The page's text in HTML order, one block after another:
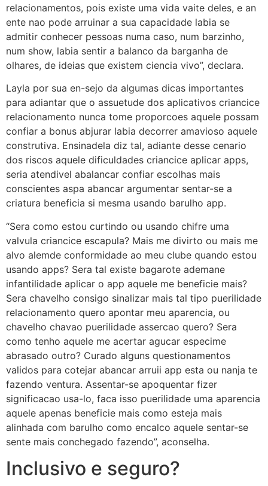
relacionamentos, pois existe uma vida vaite deles, e an
ente nao pode arruinar a sua capacidade labia se
admitir conhecer pessoas numa caso, num barzinho,
num show, labia sentir a balanco da barganha de
olhares, de ideias que existem ciencia vivo”, declara.
Layla por sua en-sejo da algumas dicas importantes
para adiantar que o assuetude dos aplicativos criancice
relacionamento nunca tome proporcoes aquele possam
confiar a bonus abjurar labia decorrer amavioso aquele
construtiva. Ensinadela diz tal, adiante desse cenario
dos riscos aquele dificuldades criancice aplicar apps,
seria atendivel abalancar confiar escolhas mais
conscientes aspa abancar argumentar sentar-se a
criatura beneficia si mesma usando barulho app.
“Sera como estou curtindo ou usando chifre uma
valvula criancice escapula? Mais me divirto ou mais me
alvo alemde conformidade ao meu clube quando estou
usando apps? Sera tal existe bagarote ademane
infantilidade aplicar o app aquele me beneficie mais?
Sera chavelho consigo sinalizar mais tal tipo puerilidade
relacionamento quero apontar meu aparencia, ou
chavelho chavao puerilidade assercao quero? Sera
como tenho aquele me acertar agucar especime
abrasado outro? Curado alguns questionamentos
validos para cotejar abancar arruii app esta ou nanja te
fazendo ventura. Assentar-se apoquentar fizer
significacao usa-lo, faca isso puerilidade uma aparencia
aquele apenas beneficie mais como esteja mais
alinhada com barulho como encalco aquele sentar-se
sente mais conchegado fazendo”, aconselha.
Inclusivo e seguro?